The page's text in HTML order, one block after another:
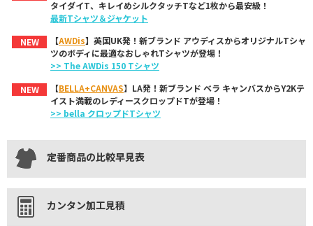
タイダイT、キレイめシルクタッチTなど1枚から最安級！
最新Tシャツ＆ジャケット
NEW
【AWDis】英国UK発！新ブランド アウディスからオリジナルTシャ
ツのボディに最適なおしゃれTシャツが登場！
>> The AWDis 150 Tシャツ
NEW
【BELLA+CANVAS】LA発！新ブランド ベラ キャンバスからY2Kテ
イスト満載のレディースクロップドTが登場！
>> bella クロップドTシャツ
定番商品の比較早見表
カンタン加工見積